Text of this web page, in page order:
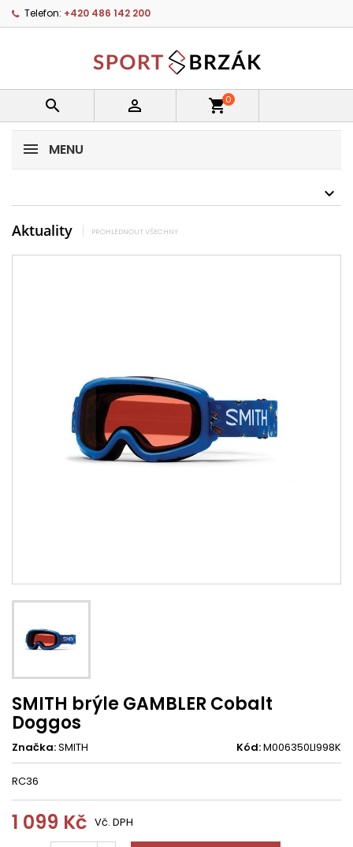
Telefon: +420 486 142 200
  shopping_cart0
MENU
Aktuality PROHLÉDNOUT VŠECHNY
SMITH brýle GAMBLER Cobalt
Doggos
Značka:SMITH Kód:M006350LI998K
RC36
1 099 Kč Vč. DPH